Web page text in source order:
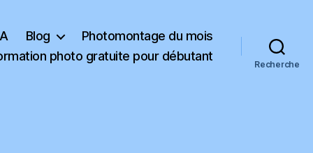
Blog
Photomontage du mois
photo gratuite pour débutant
Recherche